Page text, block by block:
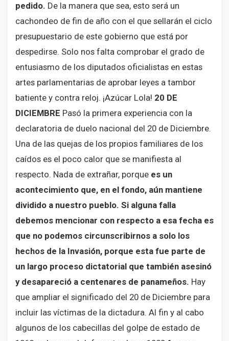
pedido. De la manera que sea, esto será un
cachondeo de fin de año con el que sellarán el ciclo
presupuestario de este gobierno que está por
despedirse. Solo nos falta comprobar el grado de
entusiasmo de los diputados oficialistas en estas
artes parlamentarias de aprobar leyes a tambor
batiente y contra reloj. ¡Azúcar Lola! 20 DE
DICIEMBRE Pasó la primera experiencia con la
declaratoria de duelo nacional del 20 de Diciembre.
Una de las quejas de los propios familiares de los
caídos es el poco calor que se manifiesta al
respecto. Nada de extrañar, porque es un
acontecimiento que, en el fondo, aún mantiene
dividido a nuestro pueblo. Si alguna falla
debemos mencionar con respecto a esa fecha es
que no podemos circunscribirnos a solo los
hechos de la Invasión, porque esta fue parte de
un largo proceso dictatorial que también asesinó
y desapareció a centenares de panameños. Hay
que ampliar el significado del 20 de Diciembre para
incluir las víctimas de la dictadura. Al fin y al cabo
algunos de los cabecillas del golpe de estado de